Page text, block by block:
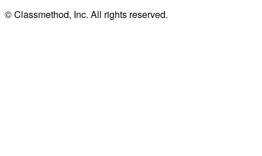
© Classmethod, Inc. All rights reserved.